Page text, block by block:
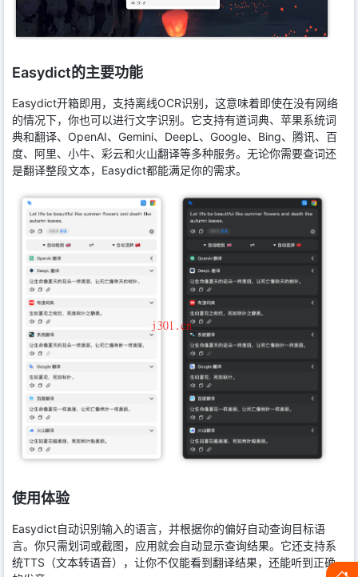
Easydict的主要功能
Easydict开箱即用，支持离线OCR识别，这意味着即使在没有网络
的情况下，你也可以进行文字识别。它支持有道词典、苹果系统词
典和翻译、OpenAI、Gemini、DeepL、Google、Bing、腾讯、百
度、阿里、小牛、彩云和火山翻译等多种服务。无论你需要查词还
是翻译整段文本，Easydict都能满足你的需求。
使用体验
Easydict自动识别输入的语言，并根据你的偏好自动查询目标语
言。你只需划词或截图，应用就会自动显示查询结果。它还支持系
统TTS（文本转语音），让你不仅能看到翻译结果，还能听到正确